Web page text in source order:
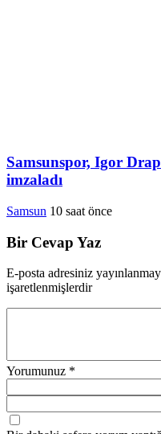
Samsunspor, Igor
imzaladı
Samsun 10 saat önce
Bir Cevap Yaz
E-posta adresiniz
işaretlenmişlerdir
Yorumunuz *